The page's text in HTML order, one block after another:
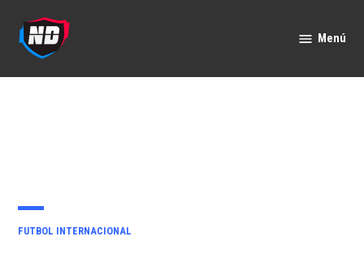
contenido
Menú
PUBLICADO
FUTBOL INTERNACIONAL